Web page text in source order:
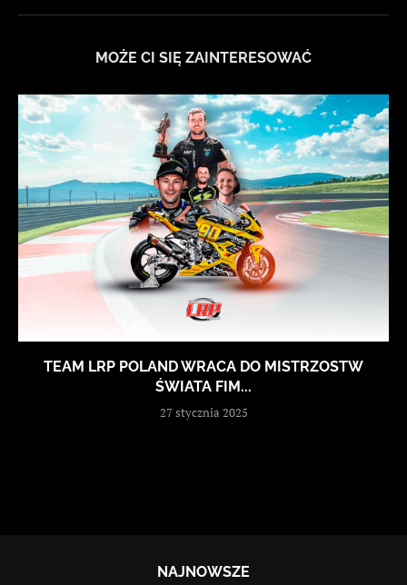
MOŻE CI SIĘ ZAINTERESOWAĆ
TEAM LRP POLAND WRACA DO MISTRZOSTW
ŚWIATA FIM...
27 stycznia 2025
NAJNOWSZE